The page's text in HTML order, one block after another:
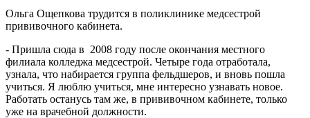
Ольга Ощепкова трудится в поликлинике медсестрой
прививочного кабинета.
- Пришла сюда в 2008 году после окончания местного
филиала колледжа медсестрой. Четыре года отработала,
узнала, что набирается группа фельдшеров, и вновь пошла
учиться. Я люблю учиться, мне интересно узнавать новое.
Работать останусь там же, в прививочном кабинете, только
уже на врачебной должности.